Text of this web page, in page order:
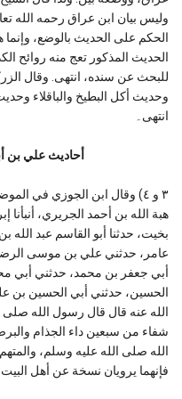
وليس بيان ابن عراق رحمه الله
الحكم على الحديث بالوضع،
الحديث المذكور تعج منه روائح
وحديث أكل البطيخ والباقلاء
انتهى۔
أحاديث علي بن
هبة الله بن أحمد الجريري، أنبأنا
بخيت، حدثنا أبو القاسم عبد
عامر، حدثني علي بن موسى
أبي جعفر بن محمد، حدثني أبي
الحسين، حدثني أبي الحسين بن
الله عنه قال قال رسول الله صلى
شفاء من سبعين داء الجذام
الله صلى الله عليه وسلم،
فإنهما يرويان نسخة عن أهل البيت